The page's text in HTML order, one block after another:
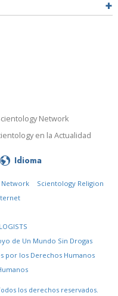
Network
en la Actualidad
Idioma
Scientology Religion
de Un Mundo Sin Drogas
por los Derechos Humanos
los derechos reservados.